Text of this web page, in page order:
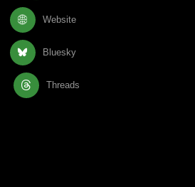
Website
Bluesky
Threads